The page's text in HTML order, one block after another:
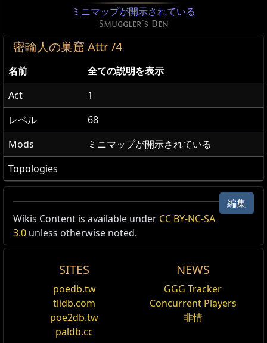
ミニマップが開示されている
Smuggler's Den
密輸人の巣窟 Attr /4
名前
全ての説明を表示
Act
1
レベル
68
Mods
ミニマップが開示されている
Topologies
編集
Wikis Content is available under CC BY-NC-SA
3.0 unless otherwise noted.
SITES
poedb.tw
tlidb.com
poe2db.tw
paldb.cc
NEWS
GGG Tracker
Concurrent Players
非情